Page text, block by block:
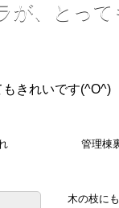
が、とっ
きれいです(^O^)
れ 管理棟裏
木の枝に